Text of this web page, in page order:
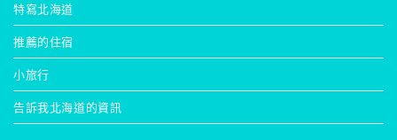
特寫北海道
推薦的住宿
小旅行
告訴我北海道的資訊